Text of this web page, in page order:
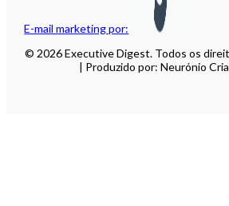
E-mail marketing por:
© 2026 Executive Digest. Todos os
| Produzido por: Neurónio